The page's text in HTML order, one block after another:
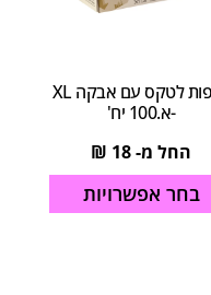
כפפות לטקס עם אבקה XL
-א.100 יח'
החל מ-18
₪
בחר אפשרויות